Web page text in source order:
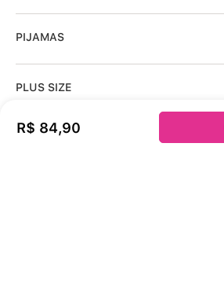
R$ 84,90
PIJAMAS
PLUS SIZE
KITS